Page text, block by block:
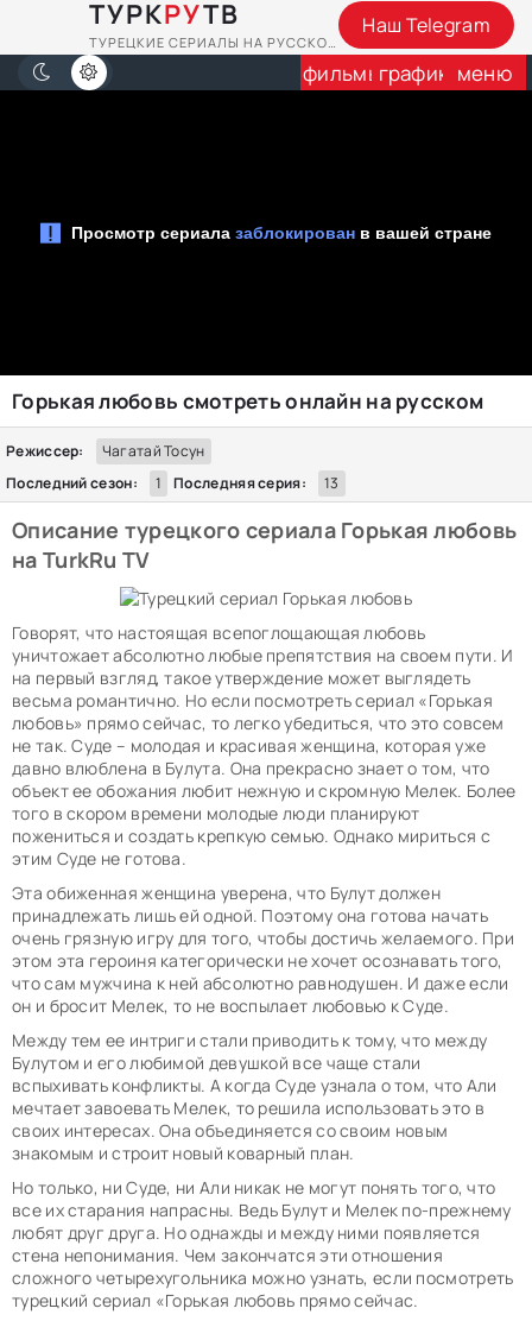
ТУРКРУТВ
ТУРЕЦКИЕ СЕРИАЛЫ НА РУССКОМ
Наш Telegram
фильмыграфик меню
Горькая любовь смотреть онлайн на русском
Режиссер:
Чагатай Тосун
Последний сезон:
1 Последняя серия: 13
Описание турецкого сериала Горькая любовь
на TurkRu TV
Говорят, что настоящая всепоглощающая любовь
уничтожает абсолютно любые препятствия на своем пути. И
на первый взгляд, такое утверждение может выглядеть
весьма романтично. Но если посмотреть сериал «Горькая
любовь» прямо сейчас, то легко убедиться, что это совсем
не так. Суде – молодая и красивая женщина, которая уже
давно влюблена в Булута. Она прекрасно знает о том, что
объект ее обожания любит нежную и скромную Мелек. Более
того в скором времени молодые люди планируют
пожениться и создать крепкую семью. Однако мириться с
этим Суде не готова.
Эта обиженная женщина уверена, что Булут должен
принадлежать лишь ей одной. Поэтому она готова начать
очень грязную игру для того, чтобы достичь желаемого. При
этом эта героиня категорически не хочет осознавать того,
что сам мужчина к ней абсолютно равнодушен. И даже если
он и бросит Мелек, то не воспылает любовью к Суде.
Между тем ее интриги стали приводить к тому, что между
Булутом и его любимой девушкой все чаще стали
вспыхивать конфликты. А когда Суде узнала о том, что Али
мечтает завоевать Мелек, то решила использовать это в
своих интересах. Она объединяется со своим новым
знакомым и строит новый коварный план.
Но только, ни Суде, ни Али никак не могут понять того, что
все их старания напрасны. Ведь Булут и Мелек по-прежнему
любят друг друга. Но однажды и между ними появляется
стена непонимания. Чем закончатся эти отношения
сложного четырехугольника можно узнать, если посмотреть
турецкий сериал «Горькая любовь прямо сейчас.